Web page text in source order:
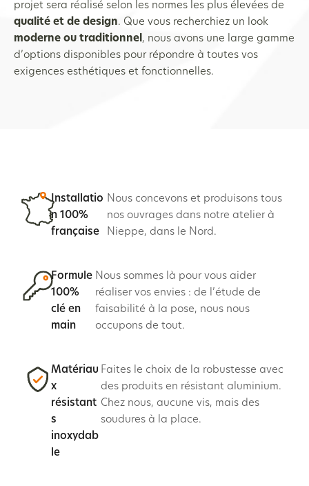
projet sera réalisé selon les normes les plus élevées de
qualité et de design. Que vous recherchiez un look
moderne ou traditionnel , nous avons une large gamme
d’options disponibles pour répondre à toutes vos
exigences esthétiques et fonctionnelles.
Installatio
n 100%
française
Nous concevons et produisons tous
nos ouvrages dans notre atelier à
Nieppe, dans le Nord.
Formule
100%
clé en
main
Nous sommes là pour vous aider
réaliser vos envies : de l’étude de
faisabilité à la pose, nous nous
occupons de tout.
Matériau
x
résistant
s
inoxydab
le
Faites le choix de la robustesse avec
des produits en résistant aluminium.
Chez nous, aucune vis, mais des
soudures à la place.